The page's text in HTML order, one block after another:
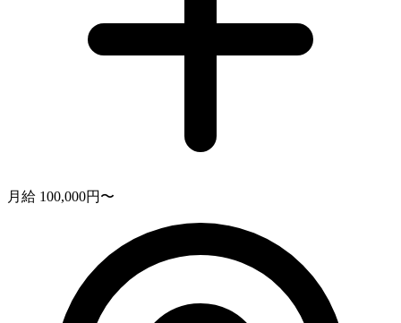
月給 100,000円〜